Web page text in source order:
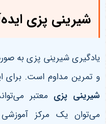
شیرینی پزی
یادگیری شیرینی پزی به
و تمرین مداوم است. برای
شیرینی پزی معتبر
می‌توان یک مرکز